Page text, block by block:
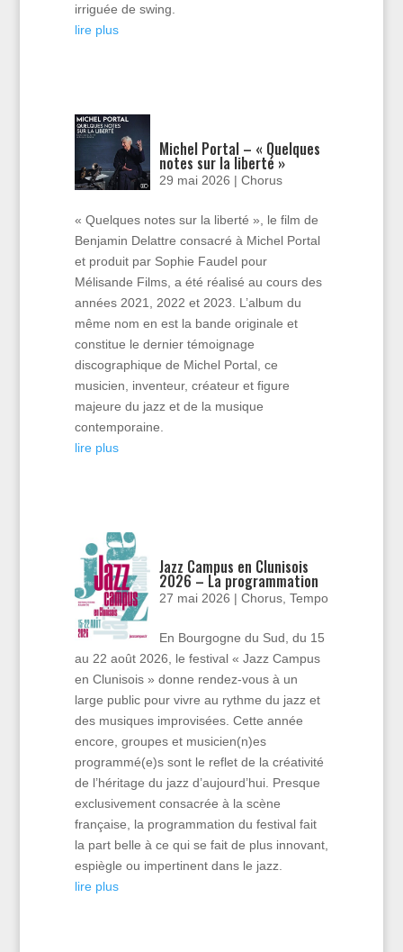
irriguée de swing.
lire plus
Michel Portal – « Quelques
notes sur la liberté »
29 mai 2026 |Chorus
« Quelques notes sur la liberté », le film de
Benjamin Delattre consacré à Michel Portal
et produit par Sophie Faudel pour
Mélisande Films, a été réalisé au cours des
années 2021, 2022 et 2023. L’album du
même nom en est la bande originale et
constitue le dernier témoignage
discographique de Michel Portal, ce
musicien, inventeur, créateur et figure
majeure du jazz et de la musique
contemporaine.
lire plus
Jazz Campus en Clunisois
2026 – La programmation
27 mai 2026 |Chorus ,Tempo
En Bourgogne du Sud, du 15
au 22 août 2026, le festival « Jazz Campus
en Clunisois » donne rendez-vous à un
large public pour vivre au rythme du jazz et
des musiques improvisées. Cette année
encore, groupes et musicien(n)es
programmé(e)s sont le reflet de la créativité
de l’héritage du jazz d’aujourd’hui. Presque
exclusivement consacrée à la scène
française, la programmation du festival fait
la part belle à ce qui se fait de plus innovant,
espiègle ou impertinent dans le jazz.
lire plus